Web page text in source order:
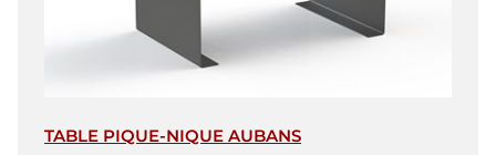
TABLE PIQUE-NIQUE AUBANS